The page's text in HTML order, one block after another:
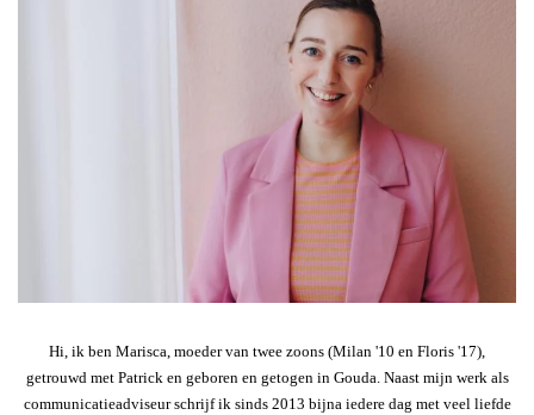
Hi, ik ben Marisca, moeder van twee zoons (Milan '10 en Floris '17),
getrouwd met Patrick en geboren en getogen in Gouda. Naast mijn werk als
communicatieadviseur schrijf ik sinds 2013 bijna iedere dag met veel liefde